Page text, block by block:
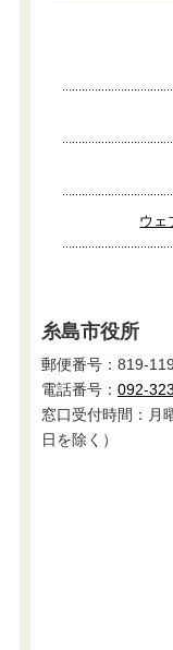
ウェ
糸島市役所
郵便番号：819-
電話番号： 092-
窓口受付時間：月
日を除く）